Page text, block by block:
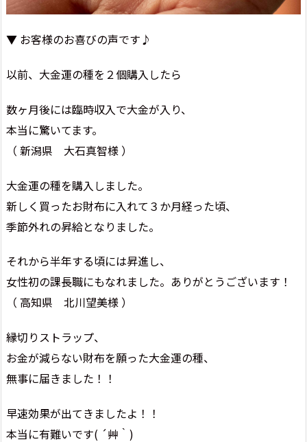
▼ お客様のお喜びの声です♪
以前、大金運の種を２個購入したら
数ヶ月後には臨時収入で大金が入り、
本当に驚いてます。
（ 新潟県 大石真智様 ）
大金運の種を購入しました。
新しく買ったお財布に入れて３か月経った頃、
季節外れの昇給となりました。
それから半年する頃には昇進し、
女性初の課長職にもなれました。ありがとうございます！
（ 高知県 北川望美様 ）
縁切りストラップ、
お金が減らない財布を願った大金運の種、
無事に届きました！！
早速効果が出てきましたよ！！
本当に有難いです( ´艸｀)